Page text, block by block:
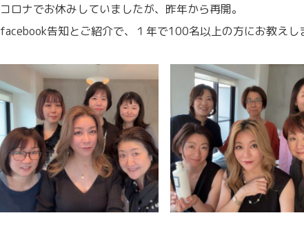
コロナでお休みしていましたが、昨年から再開。
facebook告知とご紹介で、１年で100名以上の方にお教えし